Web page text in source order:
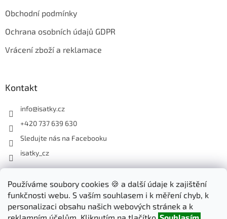
Používáme soubory cookies 🍪 a další údaje k zajištění
funkčnosti webu. S vaším souhlasem i k měření chyb, k
personalizaci obsahu našich webových stránek a k
Obchodní podmínky
Ochrana osobních údajů GDPR
Vrácení zboží a reklamace
Kontakt
info@isatky.cz
+420 737 639 630
Sledujte nás na Facebooku
isatky_cz
Odebírat newsletter
Vložte svůj e-mail a my vám budeme zasílat informace o nových
produktech na našem e-shopu.